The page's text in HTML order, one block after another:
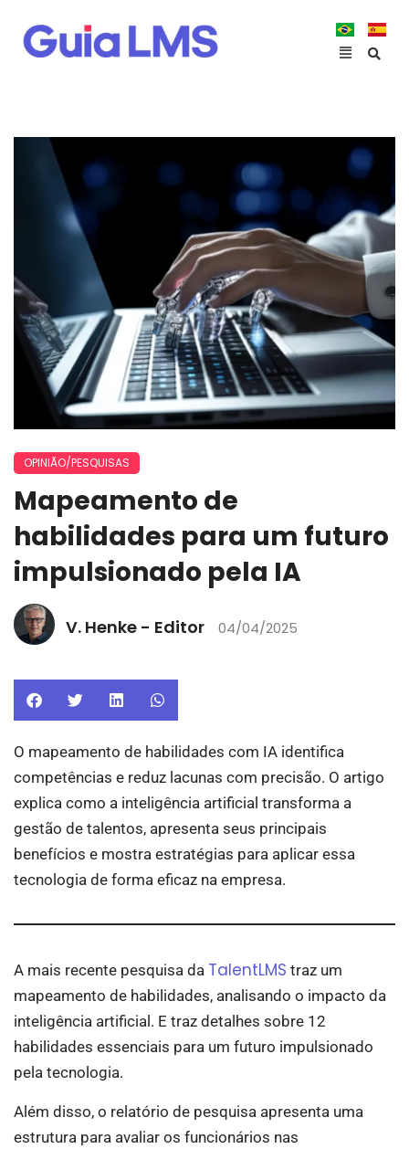
OPINIÃO/PESQUISAS
Mapeamento de
habilidades para um futuro
impulsionado pela IA
V. Henke - Editor 04/04/2025
O mapeamento de habilidades com IA identifica
competências e reduz lacunas com precisão. O artigo
explica como a inteligência artificial transforma a
gestão de talentos, apresenta seus principais
benefícios e mostra estratégias para aplicar essa
tecnologia de forma eficaz na empresa.
A mais recente pesquisa da TalentLMS traz um
mapeamento de habilidades, analisando o impacto da
inteligência artificial. E traz detalhes sobre 12
habilidades essenciais para um futuro impulsionado
pela tecnologia.
Além disso, o relatório de pesquisa apresenta uma
estrutura para avaliar os funcionários nas